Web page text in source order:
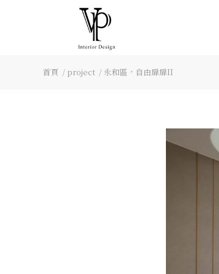
首頁 / project / 永和區，自由扉扉II